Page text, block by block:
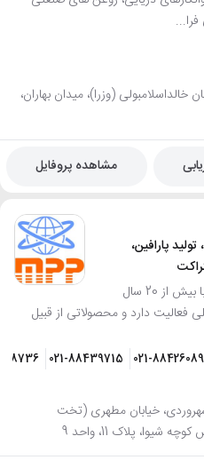
خیابان خالداسلامبولی (وزرا)، میدان بهاران،
مشاهده پروفایل
پارافین،
شرکت تولیدی پارافین یاس توانا با بیش از 20 سال
فعالیت دارد و محصولاتی از قبیل
021-88426089
021-88439715
صبا - سهروردی، خیابان مطهری (تخت
پلاک 11، واحد 9